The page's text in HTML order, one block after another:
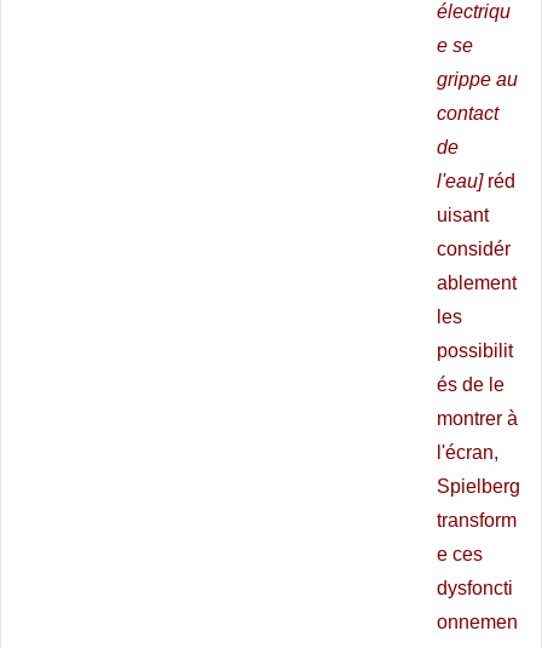
électriqu
e se
grippe au
contact
de
l'eau] réd
uisant
considér
ablement
les
possibilit
és de le
montrer à
l'écran,
Spielberg
transform
e ces
dysfoncti
onnemen